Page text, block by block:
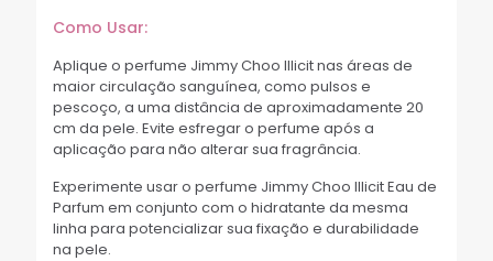
Como Usar:
Aplique o perfume Jimmy Choo Illicit nas áreas de
maior circulação sanguínea, como pulsos e
pescoço, a uma distância de aproximadamente 20
cm da pele. Evite esfregar o perfume após a
aplicação para não alterar sua fragrância.
Experimente usar o perfume Jimmy Choo Illicit Eau de
Parfum em conjunto com o hidratante da mesma
linha para potencializar sua fixação e durabilidade
na pele.